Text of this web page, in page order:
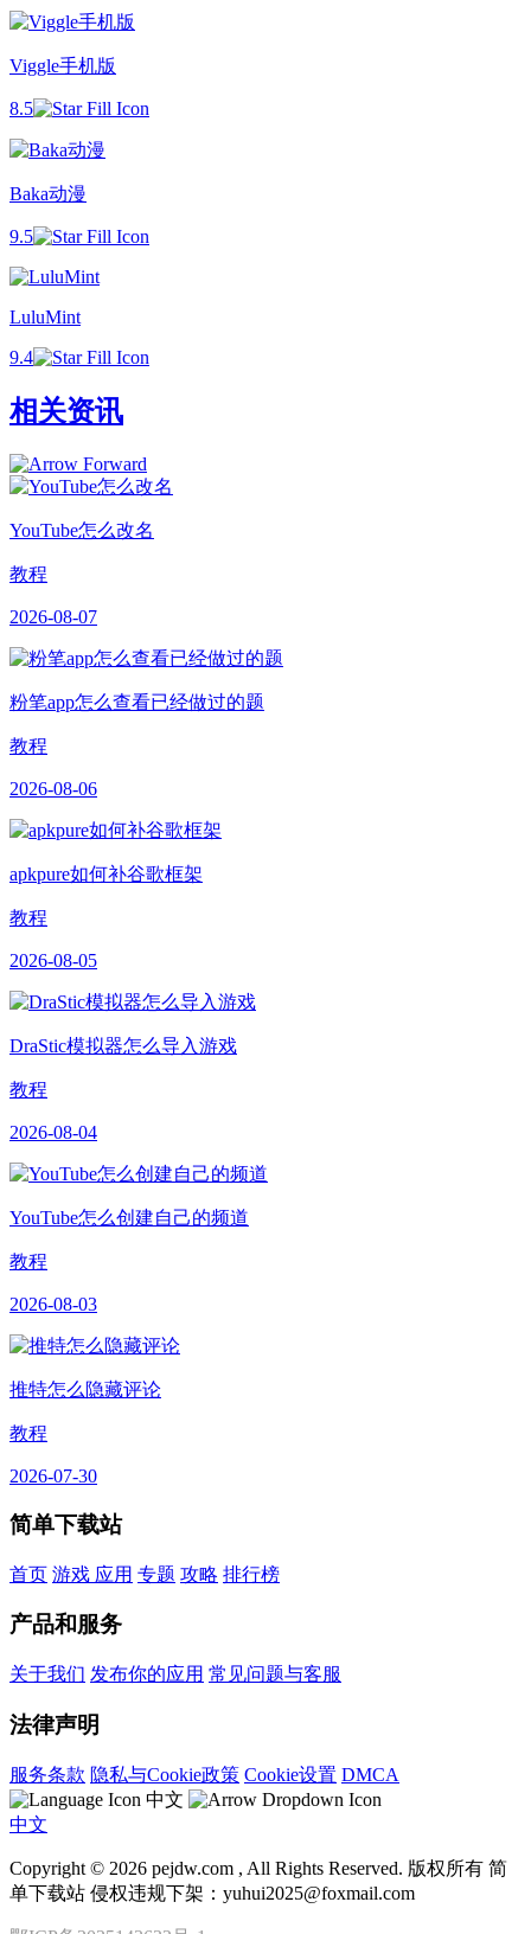
Viggle手机版
8.5
Baka动漫
9.5
LuluMint
9.4
相关资讯
YouTube怎么改名
教程
2026-08-07
粉笔app怎么查看已经做过的题
教程
2026-08-06
apkpure如何补谷歌框架
教程
2026-08-05
DraStic模拟器怎么导入游戏
教程
2026-08-04
YouTube怎么创建自己的频道
教程
2026-08-03
推特怎么隐藏评论
教程
2026-07-30
简单下载站
首页 游戏 应用 专题 攻略 排行榜
产品和服务
关于我们 发布你的应用 常见问题与客服
法律声明
服务条款 隐私与Cookie政策 Cookie设置 DMCA
中文
中文
Copyright © 2026 pejdw.com , All Rights Reserved. 版权所有 简
单下载站 侵权违规下架：yuhui2025@foxmail.com